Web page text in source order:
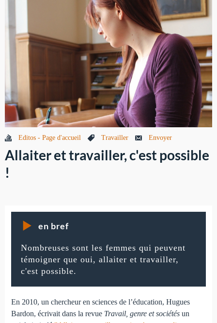
Editos - Page d'accueil Travailler Envoyer
Allaiter et travailler, c'est possible
!
en bref
Nombreuses sont les femmes qui peuvent
témoigner que oui, allaiter et travailler,
c'est possible.
En 2010, un chercheur en sciences de l’éducation, Hugues
Bardon, écrivait dans la revue Travail, genre et sociétésun